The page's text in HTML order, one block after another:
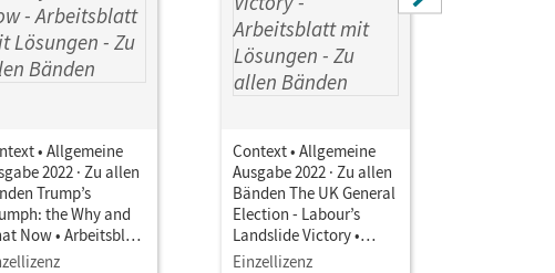
• Allgemeine
2022 · Zu allen
Trump’s
the Why and
Now • Arbeitsblatt
Context • Allgemeine
Ausgabe 2022 · Zu allen
Bänden The UK General
Election - Labour’s
Landslide Victory •
Arbeitsblatt mit
Einzellizenz